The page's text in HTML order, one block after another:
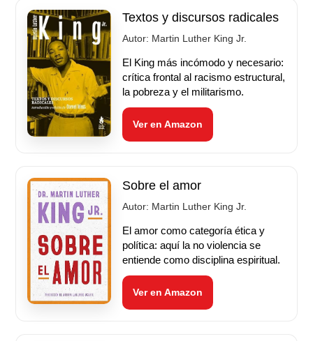
Textos y discursos radicales
Autor: Martin Luther King Jr.
El King más incómodo y necesario:
crítica frontal al racismo estructural,
la pobreza y el militarismo.
Ver en Amazon
Sobre el amor
Autor: Martin Luther King Jr.
El amor como categoría ética y
política: aquí la no violencia se
entiende como disciplina espiritual.
Ver en Amazon